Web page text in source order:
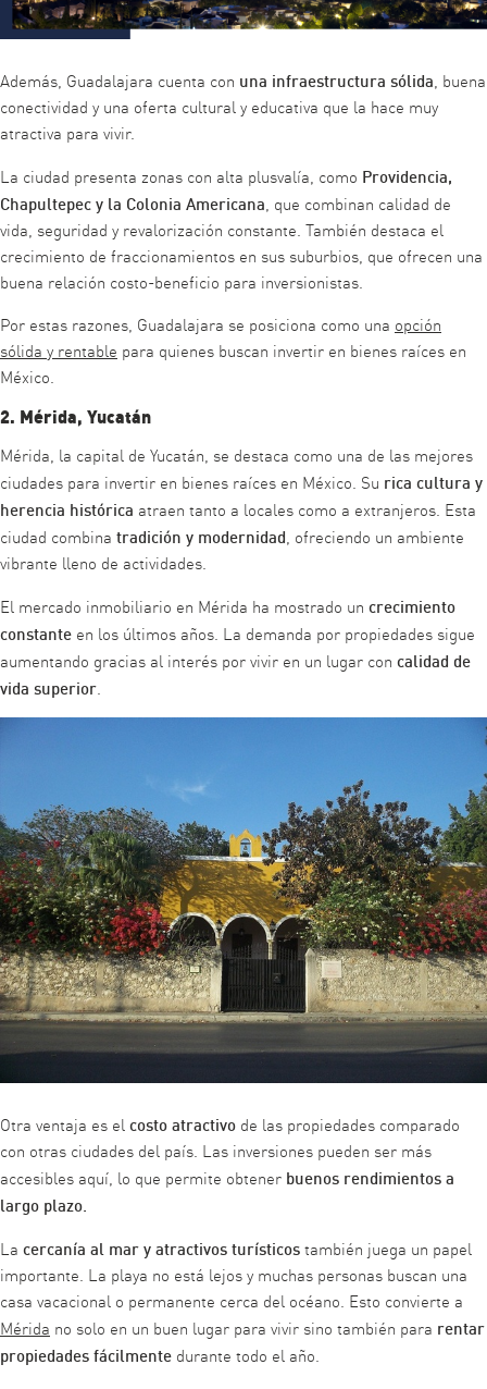
Además, Guadalajara cuenta con una infraestructura sólida, buena
conectividad y una oferta cultural y educativa que la hace muy
atractiva para vivir.
La ciudad presenta zonas con alta plusvalía, como Providencia,
Chapultepec y la Colonia Americana, que combinan calidad de
vida, seguridad y revalorización constante. También destaca el
crecimiento de fraccionamientos en sus suburbios, que ofrecen una
buena relación costo-beneficio para inversionistas.
Por estas razones, Guadalajara se posiciona como una opción
sólida y rentable para quienes buscan invertir en bienes raíces en
México.
2. Mérida, Yucatán
Mérida, la capital de Yucatán, se destaca como una de las mejores
ciudades para invertir en bienes raíces en México. Su rica cultura y
herencia histórica atraen tanto a locales como a extranjeros. Esta
ciudad combina tradición y modernidad, ofreciendo un ambiente
vibrante lleno de actividades.
El mercado inmobiliario en Mérida ha mostrado un crecimiento
constante en los últimos años. La demanda por propiedades sigue
aumentando gracias al interés por vivir en un lugar con calidad de
vida superior.
Otra ventaja es elcosto atractivo de las propiedades comparado
con otras ciudades del país. Las inversiones pueden ser más
accesibles aquí, lo que permite obtener buenos rendimientos a
largo plazo.
La cercanía al mar y atractivos turísticostambién juega un papel
importante. La playa no está lejos y muchas personas buscan una
casa vacacional o permanente cerca del océano. Esto convierte a
Mérida no solo en un buen lugar para vivir sino también para rentar
propiedades fácilmente durante todo el año.